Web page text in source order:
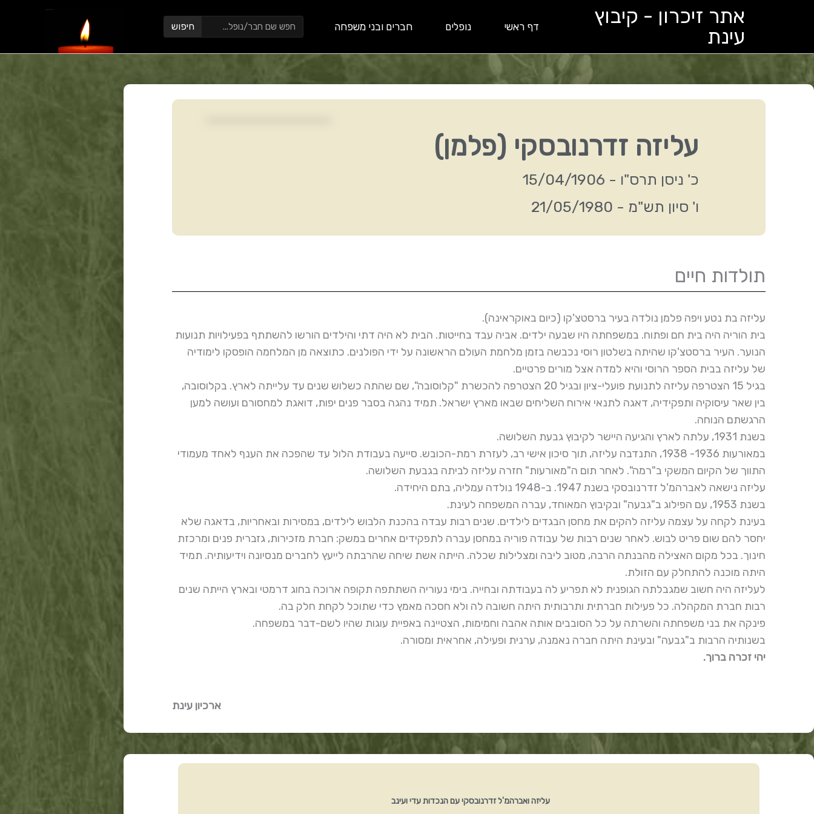
אתר זיכרון - קיבוץ
עינת
דף ראשי נופלים חברים ובני משפחה חיפוש חיפוש
עליזה זדרנובסקי (פלמן)
כ' ניסן תרס"ו - 15/04/1906
ו' סיון תש"מ - 21/05/1980
תולדות חיים
עליזה בת נטע ויפה פלמן נולדה בעיר ברסטצ'קו (כיום באוקראינה).
בית הוריה היה בית חם ופתוח. במשפחתה היו שבעה ילדים. אביה עבד בחייטות. הבית לא היה דתי והילדים הורשו להשתתף בפעילויות תנועות
הנוער. העיר ברסטצ'קו שהיתה בשלטון רוסי נכבשה בזמן מלחמת העולם הראשונה על ידי הפולנים. כתוצאה מן המלחמה הופסקו לימודיה
של עליזה בבית הספר הרוסי והיא למדה אצל מורים פרטיים.
בגיל 15 הצטרפה עליזה לתנועת פועלי-ציון ובגיל 20 הצטרפה להכשרת "קלוסובה", שם שהתה כשלוש שנים עד עלייתה לארץ. בקלוסובה,
בין שאר עיסוקיה ותפקידיה, דאגה לתנאי אירוח השליחים שבאו מארץ ישראל. תמיד נהגה בסבר פנים יפות, דואגת למחסורם ועושה למען
הרגשתם הנוחה.
בשנת 1931, עלתה לארץ והגיעה היישר לקיבוץ גבעת השלושה.
במאורעות 1936- 1938, התנדבה עליזה, תוך סיכון אישי רב, לעזרת רמת-הכובש. סייעה בעבודת הלול עד שהפכה את הענף לאחד מעמודי
התווך של הקיום המשקי ב"רמה". לאחר תום ה"מאורעות" חזרה עליזה לביתה בגבעת השלושה.
עליזה נישאה לאברהמ'ל זדרנובסקי בשנת 1947. ב-1948 נולדה עמליה, בתם היחידה.
בשנת 1953, עם הפילוג ב"גבעה" ובקיבוץ המאוחד, עברה המשפחה לעינת.
בעינת לקחה על עצמה עליזה להקים את מחסן הבגדים לילדים. שנים רבות עבדה בהכנת הלבוש לילדים, במסירות ובאחריות, בדאגה שלא
יחסר להם שום פריט לבוש. לאחר שנים רבות של עבודה פוריה במחסן עברה לתפקידים אחרים במשק: חברת מזכירות, גזברית פנים ומרכזת
חינוך. בכל מקום האצילה מהבנתה הרבה, מטוב ליבה ומצלילות שכלה. הייתה אשת שיחה שהרבתה לייעץ לחברים מנסיונה וידיעותיה. תמיד
היתה מוכנה להתחלק עם הזולת.
לעליזה היה חשוב שמגבלתה הגופנית לא תפריע לה בעבודתה ובחייה. בימי נעוריה השתתפה תקופה ארוכה בחוג דרמטי ובארץ הייתה שנים
רבות חברת המקהלה. כל פעילות חברתית ותרבותית היתה חשובה לה ולא חסכה מאמץ כדי שתוכל לקחת חלק בה.
פינקה את בני משפחתה והשרתה על כל הסובבים אותה אהבה וחמימות, הצטיינה באפיית עוגות שהיו לשם-דבר במשפחה.
בשנותיה הרבות ב"גבעה" ובעינת היתה חברה נאמנה, ערנית ופעילה, אחראית ומסורה.
יהי זכרה ברוך.
ארכיון עינת
עליזה ואברהמ'ל זדרנובסקי עם הנכדות עדי ועינב